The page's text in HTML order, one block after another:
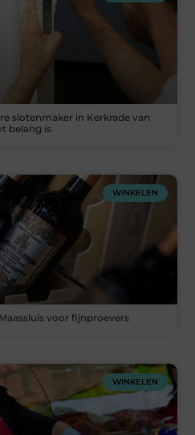
slotenmaker in Kerkrade van
belang is
WINKELEN
voor fijnproevers
WINKELEN